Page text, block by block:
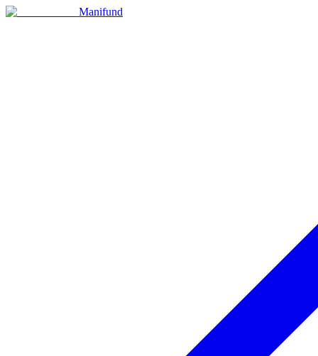
Manifund